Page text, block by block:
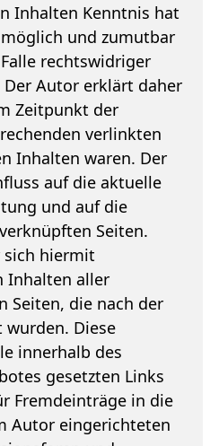
Inhalten Kenntnis hat
und zumutbar
rechtswidriger
Autor erklärt daher
Zeitpunkt der
verlinkten
Inhalten waren. Der
auf die aktuelle
und auf die
Seiten.
sich hiermit
Inhalten aller
Seiten, die nach der
wurden. Diese
innerhalb des
gesetzten Links
Fremdeinträge in die
Autor eingerichteten